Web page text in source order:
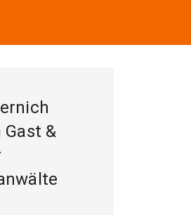
Gast &